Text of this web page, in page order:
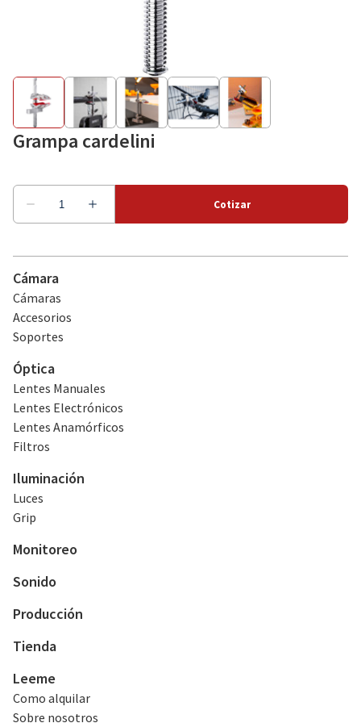
Como alquilar
Sobre nosotros
Grampa cardelini
Cámara
Cámaras
Accesorios
Soportes
Óptica
Lentes Manuales
Lentes Electrónicos
Lentes Anamórficos
Filtros
Iluminación
Luces
Grip
Monitoreo
Sonido
Producción
Tienda
Leeme
Como alquilar
Sobre nosotros